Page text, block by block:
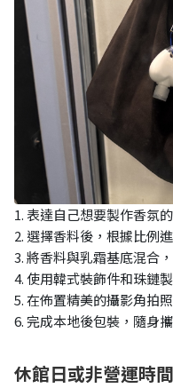
1. 表達自己想要製作香氛
2. 選擇香料後，根據比例
3. 將香料與乳霜基底混合
4. 使用韓式裝飾件和珠鏈
5. 在佈置精美的攝影角拍
6. 完成本地後包裝，隨身
休館日或非營運時間